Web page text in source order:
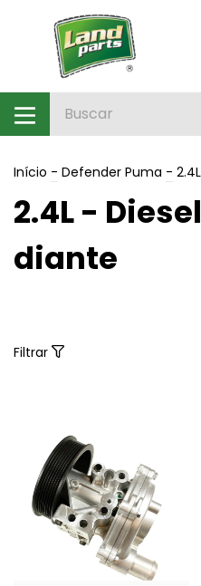
Início - Defender Puma -
2.4L -
diante
Filtrar